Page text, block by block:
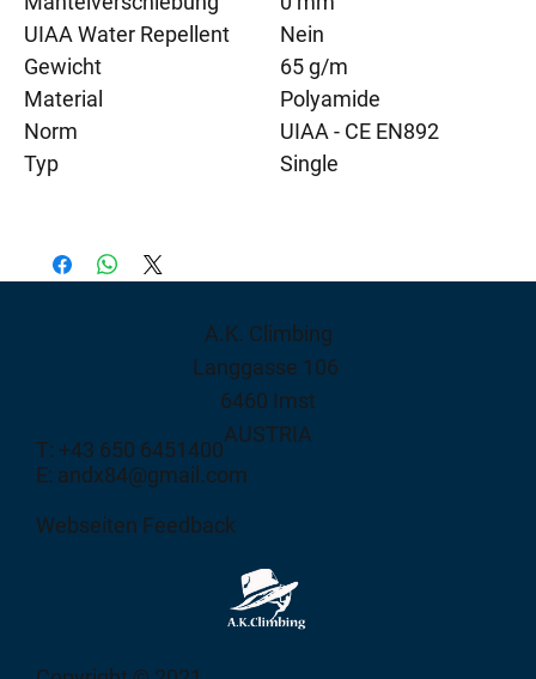
UIAA Water Repellent
Nein
Gewicht
65 g/m
Material
Polyamide
Norm
UIAA - CE EN892
Typ
Single
A.K. Climbing
Langgasse 106
6460 Imst
AUSTRIA
T: +43 650 6451400
E: andx84@gmail.com
Webseiten Feedback